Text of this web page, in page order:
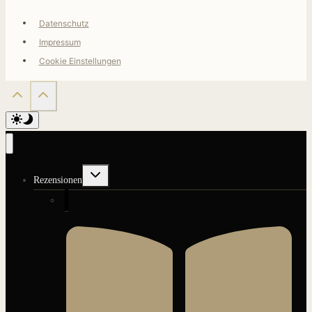
Datenschutz
Impressum
Cookie Einstellungen
Rezensionen
Untermenü